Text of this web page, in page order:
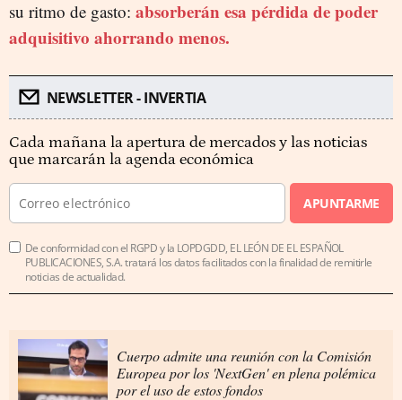
su ritmo de gasto: absorberán esa pérdida de poder
adquisitivo ahorrando menos.
NEWSLETTER - INVERTIA
Cada mañana la apertura de mercados y las noticias
que marcarán la agenda económica
APUNTARME
De conformidad con el RGPD y la LOPDGDD, EL LEÓN DE EL ESPAÑOL
PUBLICACIONES, S.A. tratará los datos facilitados con la finalidad de remitirle
noticias de actualidad.
Cuerpo admite una reunión con la Comisión
Europea por los 'NextGen' en plena polémica
por el uso de estos fondos